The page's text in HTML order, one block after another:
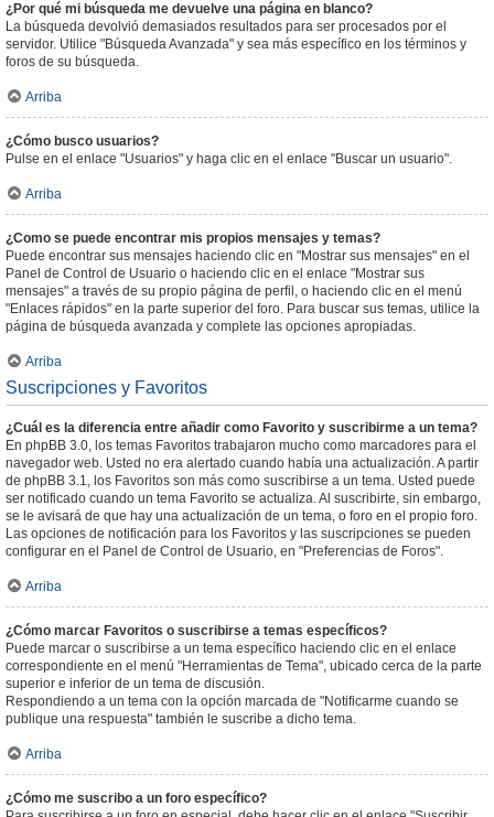
¿Por qué mi búsqueda me devuelve una página en blanco?
La búsqueda devolvió demasiados resultados para ser procesados por el
servidor. Utilice "Búsqueda Avanzada" y sea más específico en los términos y
foros de su búsqueda.
Arriba
¿Cómo busco usuarios?
Pulse en el enlace "Usuarios" y haga clic en el enlace "Buscar un usuario".
Arriba
¿Como se puede encontrar mis propios mensajes y temas?
Puede encontrar sus mensajes haciendo clic en "Mostrar sus mensajes" en el
Panel de Control de Usuario o haciendo clic en el enlace "Mostrar sus
mensajes" a través de su propio página de perfil, o haciendo clic en el menú
"Enlaces rápidos" en la parte superior del foro. Para buscar sus temas, utilice la
página de búsqueda avanzada y complete las opciones apropiadas.
Arriba
Suscripciones y Favoritos
¿Cuál es la diferencia entre añadir como Favorito y suscribirme a un tema?
En phpBB 3.0, los temas Favoritos trabajaron mucho como marcadores para el
navegador web. Usted no era alertado cuando había una actualización. A partir
de phpBB 3.1, los Favoritos son más como suscribirse a un tema. Usted puede
ser notificado cuando un tema Favorito se actualiza. Al suscribirte, sin embargo,
se le avisará de que hay una actualización de un tema, o foro en el propio foro.
Las opciones de notificación para los Favoritos y las suscripciones se pueden
configurar en el Panel de Control de Usuario, en "Preferencias de Foros".
Arriba
¿Cómo marcar Favoritos o suscribirse a temas específicos?
Puede marcar o suscribirse a un tema específico haciendo clic en el enlace
correspondiente en el menú "Herramientas de Tema", ubicado cerca de la parte
superior e inferior de un tema de discusión.
Respondiendo a un tema con la opción marcada de "Notificarme cuando se
publique una respuesta" también le suscribe a dicho tema.
Arriba
¿Cómo me suscribo a un foro específico?